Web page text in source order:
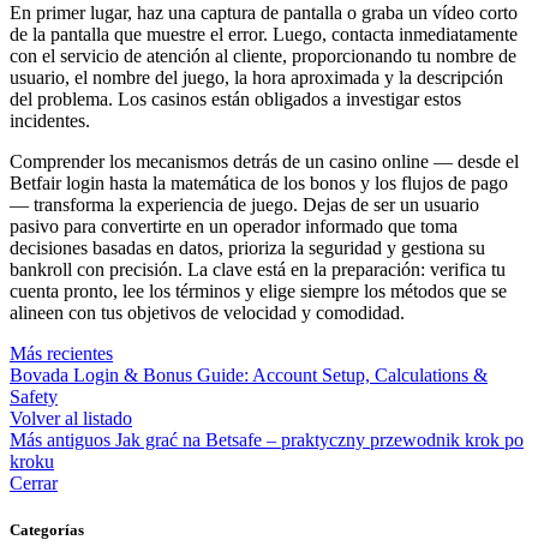
En primer lugar, haz una captura de pantalla o graba un vídeo corto
de la pantalla que muestre el error. Luego, contacta inmediatamente
con el servicio de atención al cliente, proporcionando tu nombre de
usuario, el nombre del juego, la hora aproximada y la descripción
del problema. Los casinos están obligados a investigar estos
incidentes.
Comprender los mecanismos detrás de un casino online — desde el
Betfair login hasta la matemática de los bonos y los flujos de pago
— transforma la experiencia de juego. Dejas de ser un usuario
pasivo para convertirte en un operador informado que toma
decisiones basadas en datos, prioriza la seguridad y gestiona su
bankroll con precisión. La clave está en la preparación: verifica tu
cuenta pronto, lee los términos y elige siempre los métodos que se
alineen con tus objetivos de velocidad y comodidad.
Más recientes
Bovada Login & Bonus Guide: Account Setup, Calculations &
Safety
Volver al listado
Más antiguos Jak grać na Betsafe – praktyczny przewodnik krok po
kroku
Cerrar
Categorías